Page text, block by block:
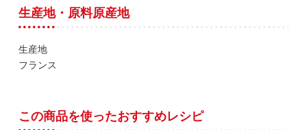
生産地・原料原産地
生産地
フランス
この商品を使ったおすすめレシピ